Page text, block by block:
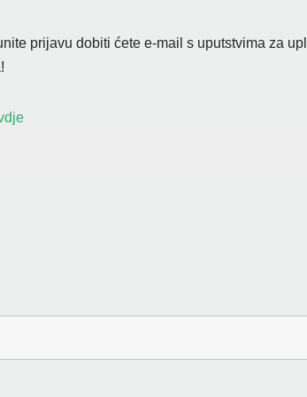
prijavu dobiti ćete e-mail s uputstvima za